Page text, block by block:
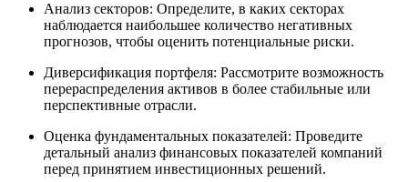
Анализ секторов: Определите, в каких секторах
наблюдается наибольшее количество негативных
прогнозов, чтобы оценить потенциальные риски.
Диверсификация портфеля: Рассмотрите возможность
перераспределения активов в более стабильные или
перспективные отрасли.
Оценка фундаментальных показателей: Проведите
детальный анализ финансовых показателей компаний
перед принятием инвестиционных решений.